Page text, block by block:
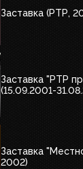
Заставка (РТР,
Заставка "РТР
(15.09.2001-
Заставка
2002)